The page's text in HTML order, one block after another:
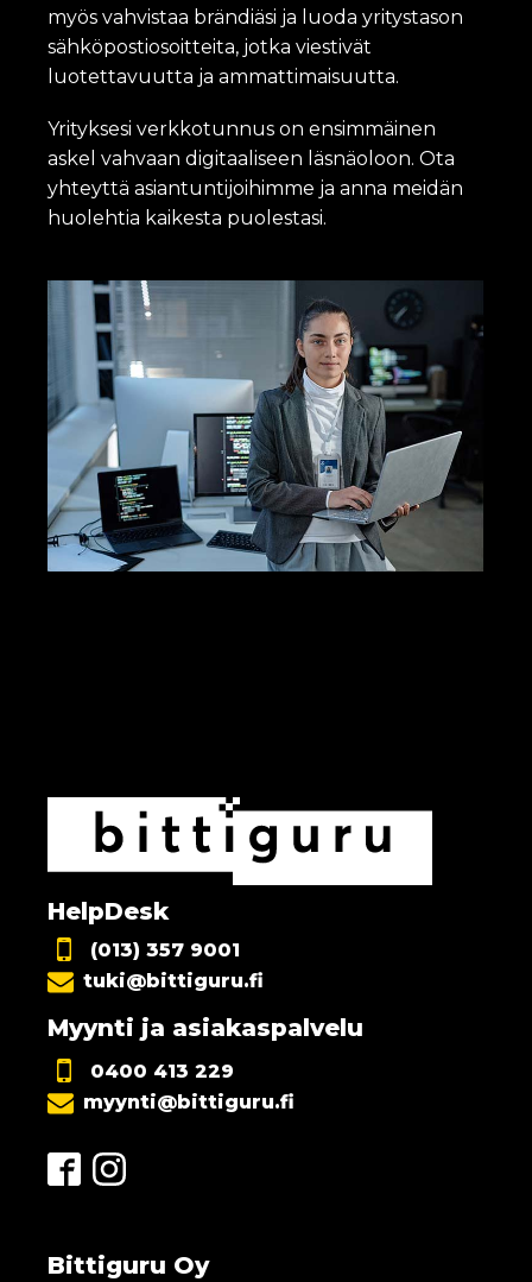
myös vahvistaa brändiäsi ja luoda yritystason
sähköpostiosoitteita, jotka viestivät
luotettavuutta ja ammattimaisuutta.
Yrityksesi verkkotunnus on ensimmäinen
askel vahvaan digitaaliseen läsnäoloon. Ota
yhteyttä asiantuntijoihimme ja anna meidän
huolehtia kaikesta puolestasi.
HelpDesk
(013) 357 9001
tuki@bittiguru.fi
Myynti ja asiakaspalvelu
0400 413 229
myynti@bittiguru.fi
Bittiguru Oy